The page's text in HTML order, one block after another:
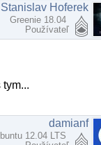
Stanislav Hoferek
Greenie 18.04
Používateľ
damianf
12.04 LTS